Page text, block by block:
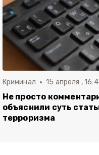
Криминал 15 апреля ,
Не просто
объяснили суть
терроризма